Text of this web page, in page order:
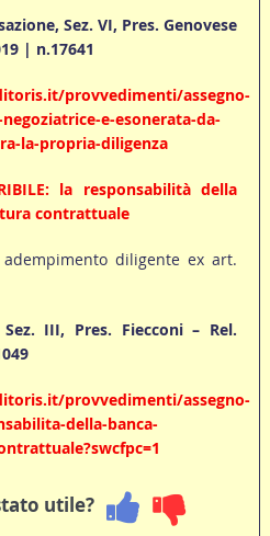
Sez. VI, Pres. Genovese
| n.17641
provvedimenti/assegno-
e-esonerata-da-
la-propria-diligenza
la responsabilità della
contrattuale
diligente ex art.
III, Pres. Fiecconi – Rel.
provvedimenti/assegno-
della-banca-
utile?